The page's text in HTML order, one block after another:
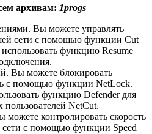
архивам: 1progs
Вы можете управлять
сети с помощью функции Cut
функцию Resume
Вы можете блокировать
с помощью функции NetLock.
функцию Defender для
пользователей NetCut.
можете контролировать скорость
с помощью функции Speed